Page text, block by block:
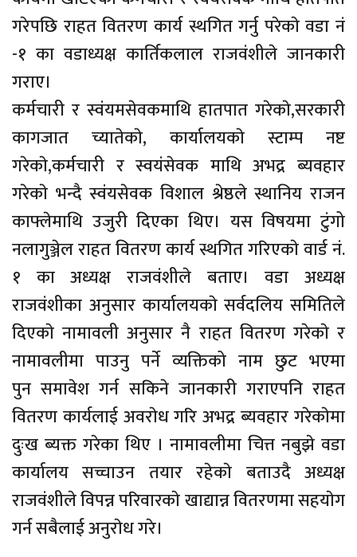
गरेपछि राहत वितरण कार्य स्थगित गर्नु परेकाे वडा नं
-१ का वडाध्यक्ष कार्तिकलाल राजवंशीले जानकारी
गराए।
कर्मचारी र स्वंयमसेवकमाथि हातपात गरेकाे,सरकारी
कागजात च्यातेकाे, कार्यालयकाे स्टाम्प नष्ट
गरेकाे,कर्मचारी र स्वयंसेवक माथि अभद्र ब्यवहार
गरेकाे भन्दै स्वंयसेवक विशाल श्रेष्ठले स्थानिय राजन
काफ्लेमाथि उजुरी दिएका थिए। यस विषयमा टुंगो
नलागुञ्जेल राहत वितरण कार्य स्थगित गरिएकाे वार्ड नं.
१ का अध्यक्ष राजवंशीले बताए। वडा अध्यक्ष
राजवंशीका अनुसार कार्यालयकाे सर्वदलिय समितिले
दिएकाे नामावली अनुसार नै राहत वितरण गरेकाे र
नामावलीमा पाउनु पर्ने व्यक्तिको नाम छुट भएमा
पुन समावेश गर्न सकिने जानकारी गराएपनि राहत
वितरण कार्यलाई अवराेध गरि अभद्र ब्यवहार गरेकाेमा
दुःख ब्यक्त गरेका थिए । नामावलीमा चित्त नबुझे वडा
कार्यालय सच्चाउन तयार रहेकाे बताउदै अध्यक्ष
राजवंशीले विपन्न परिवारकाे खाद्यान्न वितरणमा सहयाेग
गर्न सबैलाई अनुराेध गरे।